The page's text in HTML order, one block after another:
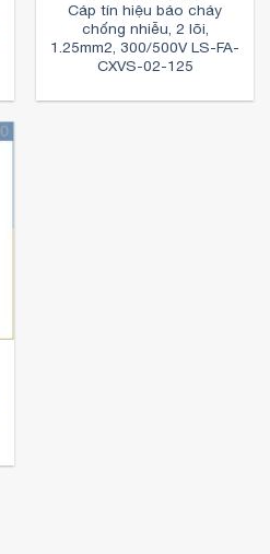
Cáp tín hiệu báo cháy
chống nhiễu, 2 lõi,
1.25mm2, 300/500V LS-FA-
CXVS-02-125